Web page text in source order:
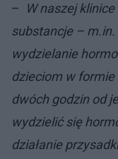
–
W naszej
substancje –
wydzielanie
dzieciom w
dwóch godzin od
wydzielić się
działanie